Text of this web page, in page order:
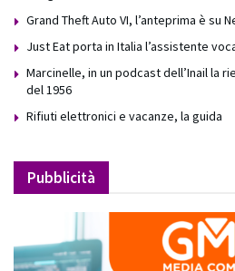
Grand Theft Auto VI, l’anteprima è su
Just Eat porta in Italia l’assistente
Marcinelle, in un podcast dell’Inail la
del 1956
Rifiuti elettronici e vacanze, la guida
Pubblicità